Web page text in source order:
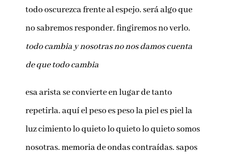
todo oscurezca frente al espejo. será algo que
no sabremos responder. fingiremos no verlo.
todo cambia y nosotras no nos damos cuenta
de que todo cambia
esa arista se convierte en lugar de tanto
repetirla. aquí el peso es peso la piel es piel la
luz cimiento lo quieto lo quieto lo quieto somos
nosotras. memoria de ondas contraídas. sapos